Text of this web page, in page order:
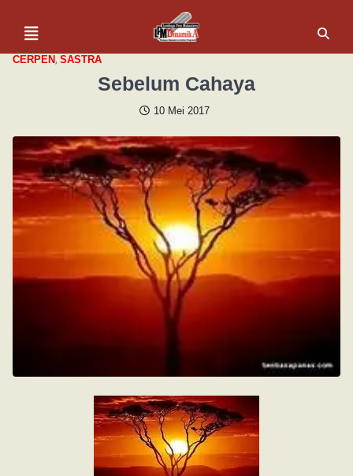
CERPEN, SASTRA
Sebelum Cahaya
10 Mei 2017